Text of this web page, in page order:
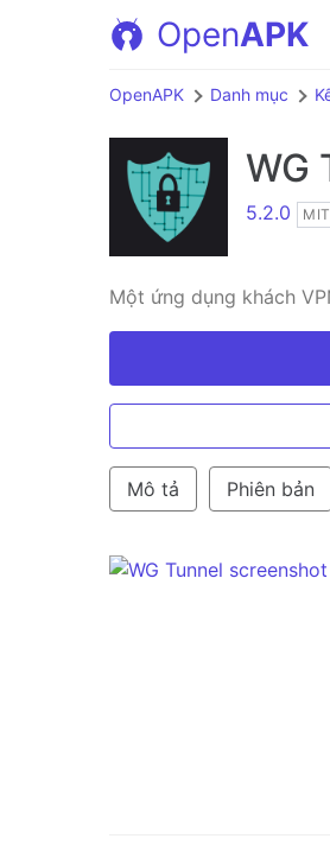
OpenAPK
OpenAPK Danh mục
WG
5.2.0 MIT
Một ứng dụng khách
Mô tả Phiên bản